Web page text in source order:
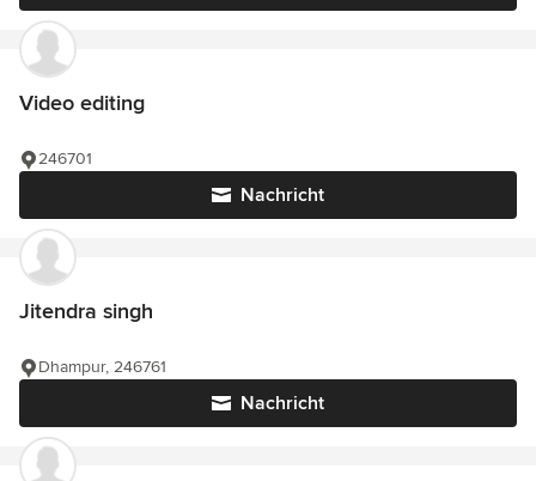
Video editing
Nachricht
246701
Jitendra singh
Nachricht
Dhampur, 246761